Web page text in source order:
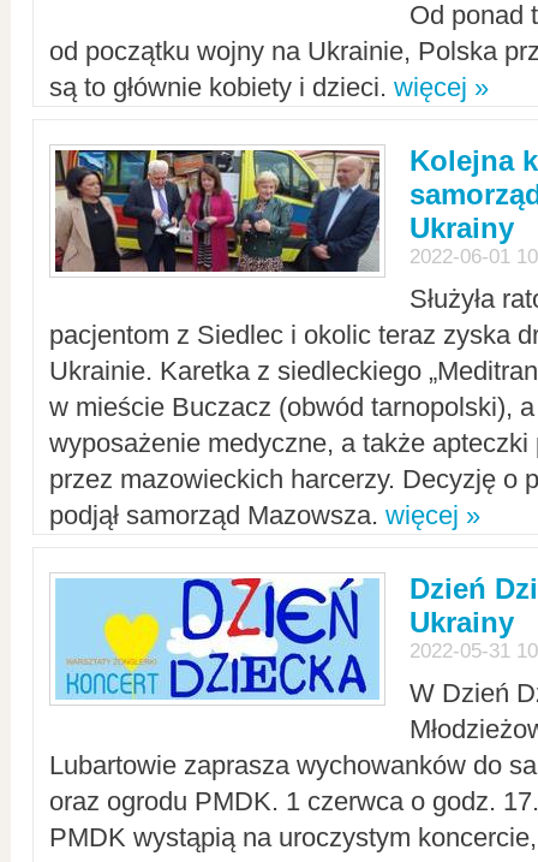
Od ponad
od początku wojny na Ukrainie, Polska
są to głównie kobiety i dzieci. więcej »
Kolejna
Ukrainy
2022-06-01
Służyła
pacjentom z Siedlec i okolic teraz zyska
Ukrainie. Karetka z siedleckiego
w mieście Buczacz (obwód tarnopolski),
wyposażenie medyczne, a także apteczki
przez mazowieckich harcerzy. Decyzję o
podjął samorząd Mazowsza. więcej »
Dzień
Ukrainy
2022-05-31
W Dzień
Lubartowie zaprasza wychowanków do
oraz ogrodu PMDK. 1 czerwca o godz.
PMDK wystąpią na uroczystym